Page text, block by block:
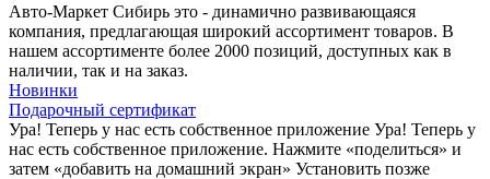
Авто-Маркет Сибирь это - динамично развивающаяся
компания, предлагающая широкий ассортимент товаров. В
нашем ассортименте более 2000 позиций, доступных как в
наличии, так и на заказ.
Новинки
Подарочный сертификат
Ура! Теперь у нас есть собственное приложение Ура! Теперь у
нас есть собственное приложение. Нажмите «поделиться» и
затем «добавить на домашний экран» Установить позже